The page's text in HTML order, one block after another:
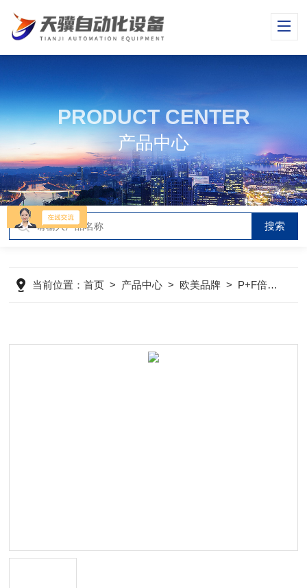
PRODUCT CENTER
产品中心
当前位置：首页 > 产品中心 > 欧美品牌 > P+F倍加福超声波传感器